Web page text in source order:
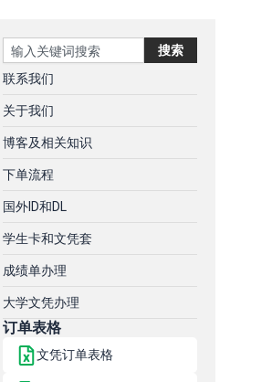
Search 搜索
联系我们
关于我们
博客及相关知识
下单流程
国外ID和DL
学生卡和文凭套
成绩单办理
大学文凭办理
订单表格
文凭订单表格